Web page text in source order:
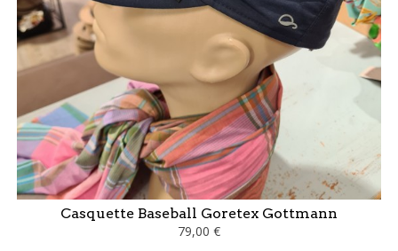
Casquette Baseball Goretex Gottmann
79,00 €